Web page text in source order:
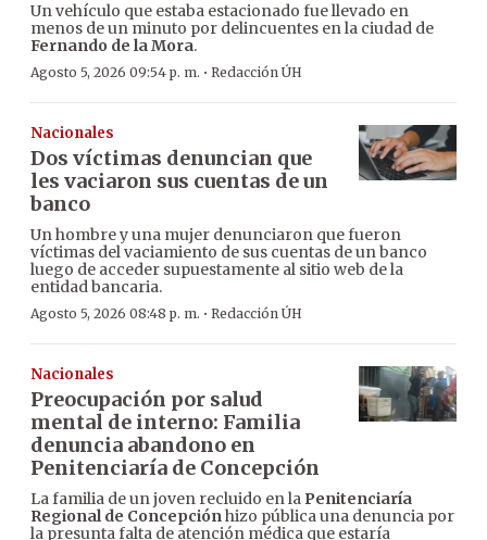
Un vehículo que estaba estacionado fue llevado en
menos de un minuto por delincuentes en la ciudad de
Fernando de la Mora.
Agosto 5, 2026 09:54 p. m. · Redacción ÚH
Nacionales
Dos víctimas denuncian que
les vaciaron sus cuentas de un
banco
Un hombre y una mujer denunciaron que fueron
víctimas del vaciamiento de sus cuentas de un banco
luego de acceder supuestamente al sitio web de la
entidad bancaria.
Agosto 5, 2026 08:48 p. m. · Redacción ÚH
Nacionales
Preocupación por salud
mental de interno: Familia
denuncia abandono en
Penitenciaría de Concepción
La familia de un joven recluido en la Penitenciaría
Regional de Concepciónhizo pública una denuncia por
la presunta falta de atención médica que estaría